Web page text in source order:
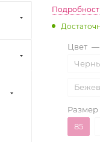
Цвет —
Размер
85